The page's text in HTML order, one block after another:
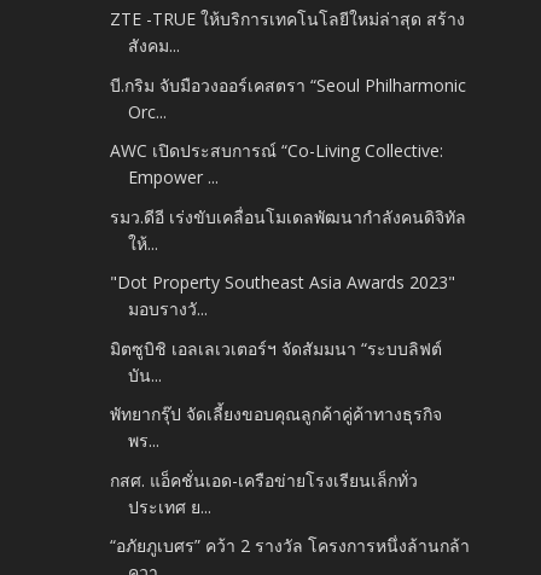
ZTE -TRUE ให้บริการเทคโนโลยีใหม่ล่าสุด สร้าง
สังคม...
บี.กริม จับมือวงออร์เคสตรา “Seoul Philharmonic
Orc...
AWC เปิดประสบการณ์ “Co-Living Collective:
Empower ...
รมว.ดีอี เร่งขับเคลื่อนโมเดลพัฒนากำลังคนดิจิทัล
ให้...
"Dot Property Southeast Asia Awards 2023"
มอบรางวั...
มิตซูบิชิ เอลเลเวเตอร์ฯ จัดสัมมนา “ระบบลิฟต์
บัน...
พัทยากรุ๊ป จัดเลี้ยงขอบคุณลูกค้าคู่ค้าทางธุรกิจ
พร...
กสศ. แอ็คชั่นเอด-เครือข่ายโรงเรียนเล็กทั่ว
ประเทศ ย...
“อภัยภูเบศร” คว้า 2 รางวัล โครงการหนึ่งล้านกล้า